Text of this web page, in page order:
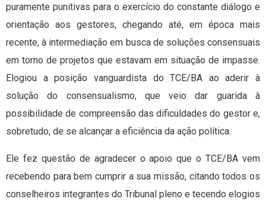
puramente punitivas para o exercício do constante diálogo e
orientação aos gestores, chegando até, em época mais
recente, à intermediação em busca de soluções consensuais
em torno de projetos que estavam em situação de impasse.
Elogiou a posição vanguardista do TCE/BA ao aderir à
solução do consensualismo, que veio dar guarida à
possibilidade de compreensão das dificuldades do gestor e,
sobretudo, de se alcançar a eficiência da ação política.
Ele fez questão de agradecer o apoio que o TCE/BA vem
recebendo para bem cumprir a sua missão, citando todos os
conselheiros integrantes do Tribunal pleno e tecendo elogios